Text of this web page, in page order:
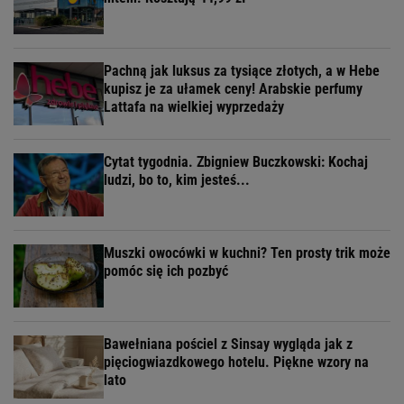
Pachną jak luksus za tysiące złotych, a w Hebe
kupisz je za ułamek ceny! Arabskie perfumy
Lattafa na wielkiej wyprzedaży
Cytat tygodnia. Zbigniew Buczkowski: Kochaj
ludzi, bo to, kim jesteś...
Muszki owocówki w kuchni? Ten prosty trik może
pomóc się ich pozbyć
Bawełniana pościel z Sinsay wygląda jak z
pięciogwiazdkowego hotelu. Piękne wzory na
lato